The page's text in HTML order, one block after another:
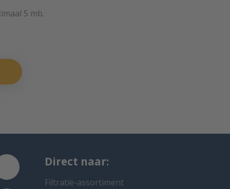
5 mb.
Direct naar:
Filtratie-assortiment